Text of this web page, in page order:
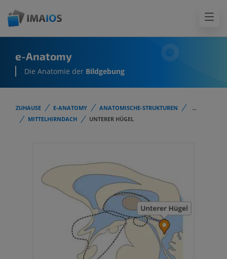
e-Anatomy
Die Anatomie der Bildgebung
ZUHAUSE E-ANATOMY ANATOMISCHE-STRUKTUREN
...
MITTELHIRNDACH
UNTERER HÜGEL